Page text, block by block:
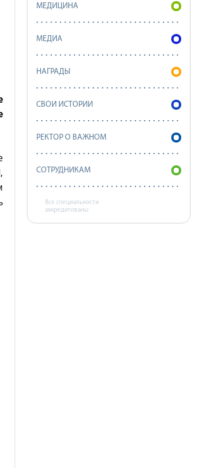
МЕДИЦИНА
МЕДИА
НАГРАДЫ
СВОИ ИСТОРИИ
РЕКТОР О ВАЖНОМ
СОТРУДНИКАМ
Все специальности
аккредитованы